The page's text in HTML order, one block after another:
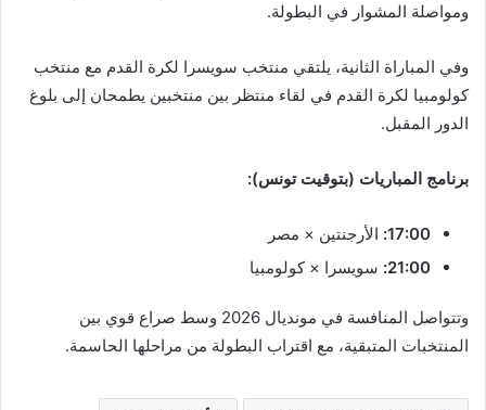
ومواصلة المشوار في البطولة.
وفي المباراة الثانية، يلتقي منتخب سويسرا لكرة القدم مع منتخب
كولومبيا لكرة القدم في لقاء منتظر بين منتخبين يطمحان إلى بلوغ
الدور المقبل.
برنامج المباريات (بتوقيت تونس):
17:00: الأرجنتين × مصر
21:00: سويسرا × كولومبيا
وتتواصل المنافسة في مونديال 2026 وسط صراع قوي بين
المنتخبات المتبقية، مع اقتراب البطولة من مراحلها الحاسمة.